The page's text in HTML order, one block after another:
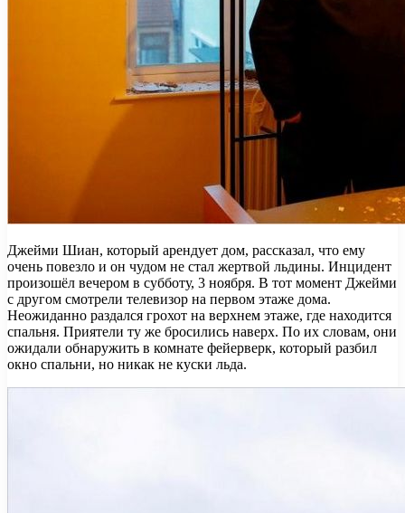
Джейми Шиан, который арендует дом, рассказал, что ему
очень повезло и он чудом не стал жертвой льдины. Инцидент
произошёл вечером в субботу, 3 ноября. В тот момент Джейми
с другом смотрели телевизор на первом этаже дома.
Неожиданно раздался грохот на верхнем этаже, где находится
спальня. Приятели ту же бросились наверх. По их словам, они
ожидали обнаружить в комнате фейерверк, который разбил
окно спальни, но никак не куски льда.